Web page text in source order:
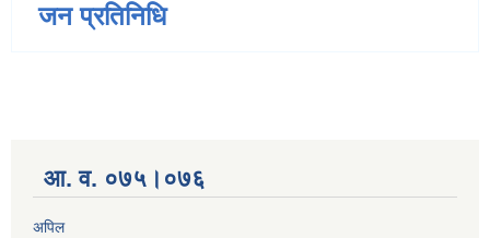
जन प्रतिनिधि
आ. व. ०७५।०७६
अपिल